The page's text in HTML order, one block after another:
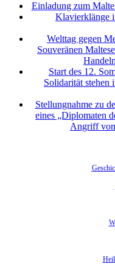
Einladung zum
Klavierklänge
Welttag gegen
Souveränen
Start des 12.
Solidarität stehen
Stellungnahme zu
eines „Diplomaten
Angriff